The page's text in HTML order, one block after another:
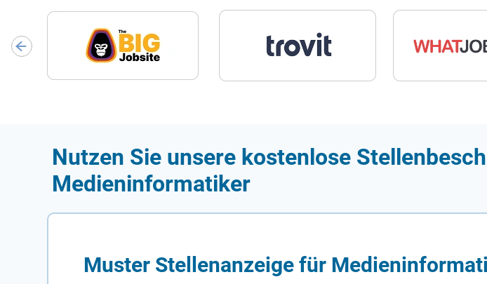
Nutzen Sie unsere kostenlose
Medieninformatiker
Muster Stellenanzeige für